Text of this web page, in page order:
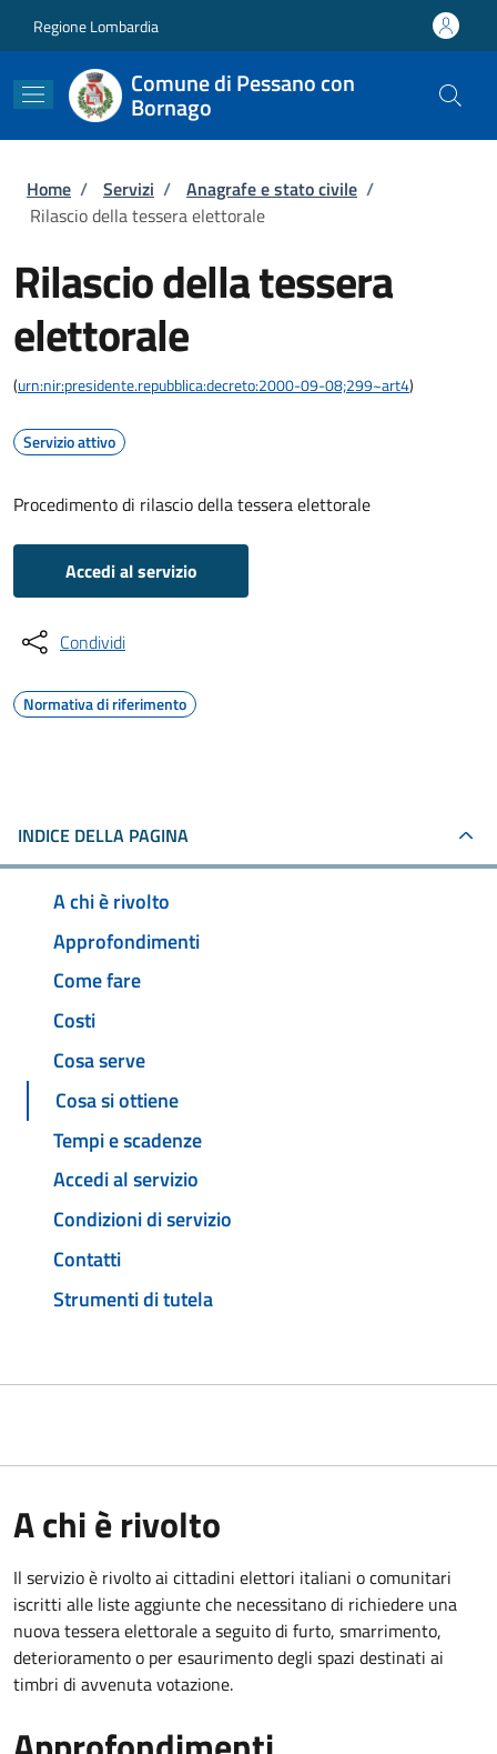
Regione Lombardia
Comune di Pessano con
Bornago
Briciole di pane
Home / Servizi / Anagrafe e stato civile /
Rilascio della tessera elettorale
Rilascio della tessera
elettorale
(urn:nir:presidente.repubblica:decreto:2000-09-08;299~art4)
Servizio attivo
Procedimento di rilascio della tessera elettorale
Accedi al servizio
Condividi
Normativa di riferimento
INDICE DELLA PAGINA
A chi è rivolto
Approfondimenti
Come fare
Costi
Cosa serve
Cosa si ottiene
Tempi e scadenze
Accedi al servizio
Condizioni di servizio
Contatti
Strumenti di tutela
A chi è rivolto
Il servizio è rivolto ai cittadini elettori italiani o comunitari
iscritti alle liste aggiunte che necessitano di richiedere una
nuova tessera elettorale a seguito di furto, smarrimento,
deterioramento o per esaurimento degli spazi destinati ai
timbri di avvenuta votazione.